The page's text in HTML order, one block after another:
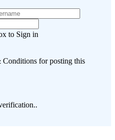
to Sign in
Conditions for posting this